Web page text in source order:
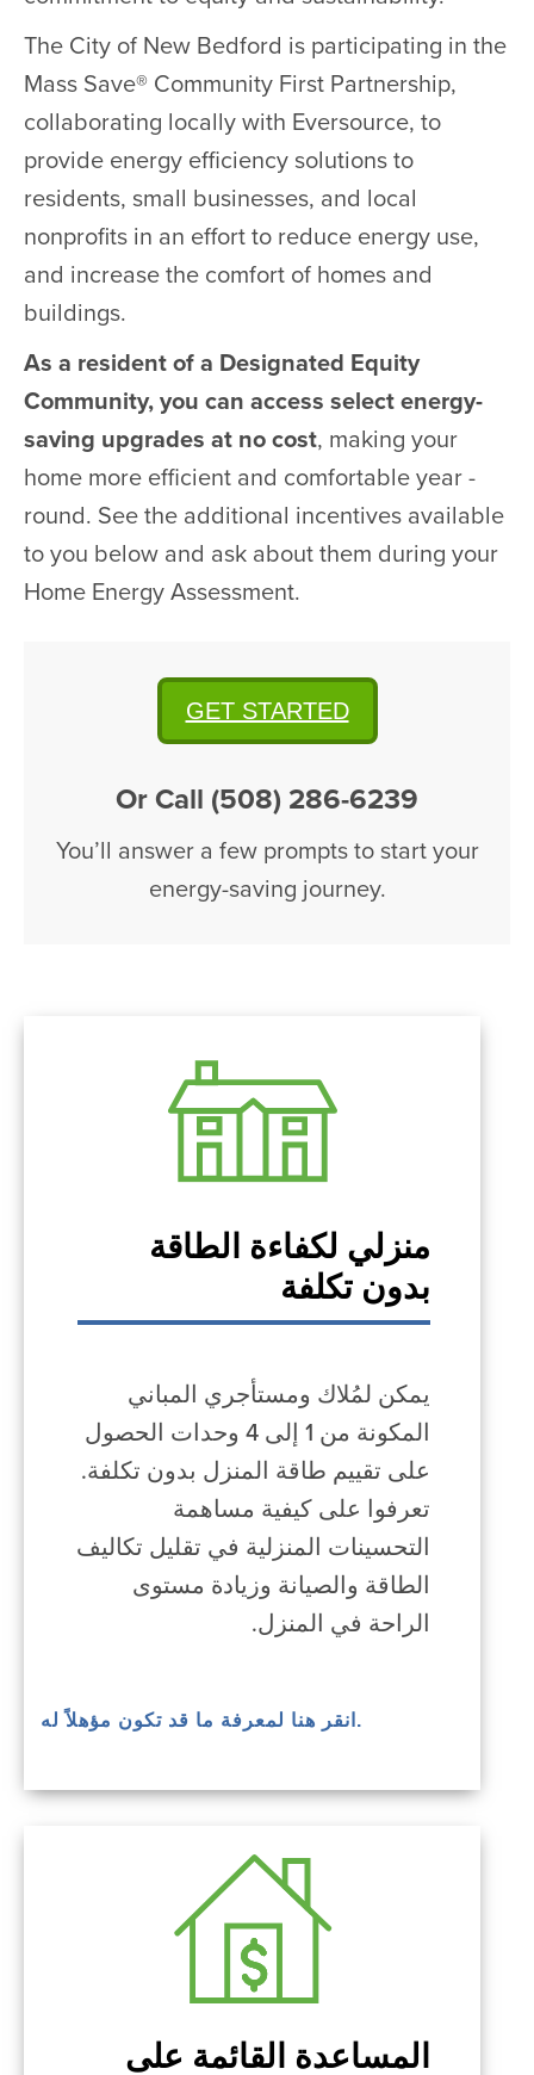
The City of New Bedford is participating in the
Mass Save® Community First Partnership,
collaborating locally with Eversource, to
provide energy efficiency solutions to
residents, small businesses, and local
nonprofits in an effort to reduce energy use,
and increase the comfort of homes and
buildings.
As a resident of a Designated Equity
Community, you can access select energy-
saving upgrades at no cost, making your
home more efficient and comfortable year -
round. See the additional incentives available
to you below and ask about them during your
Home Energy Assessment.
GET STARTED
Or Call (508) 286-6239
You’ll answer a few prompts to start your
energy-saving journey.
منزلي لكفاءة الطاقة
بدون تكلفة
يمكن لمُلاك ومستأجري المباني
المكونة من 1 إلى 4 وحدات الحصول
على تقييم طاقة المنزل بدون تكلفة.
تعرفوا على كيفية مساهمة
التحسينات المنزلية في تقليل تكاليف
الطاقة والصيانة وزيادة مستوى
الراحة في المنزل.
.انقر هنا لمعرفة ما قد تكون مؤهلاً له
المساعدة القائمة على